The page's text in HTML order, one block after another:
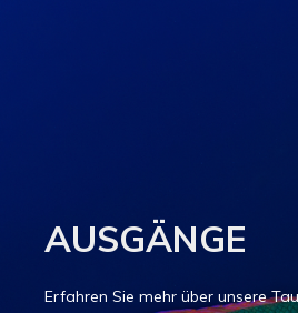
AUSGÄNGE
Erfahren Sie mehr über unsere